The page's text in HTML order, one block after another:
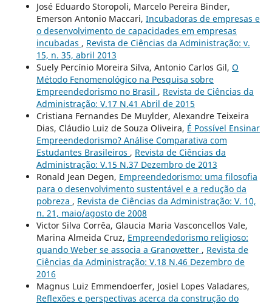
José Eduardo Storopoli, Marcelo Pereira Binder,
Emerson Antonio Maccari, Incubadoras de empresas e
o desenvolvimento de capacidades em empresas
incubadas , Revista de Ciências da Administração: v.
15, n. 35, abril 2013
Suely Percínio Moreira Silva, Antonio Carlos Gil, O
Método Fenomenológico na Pesquisa sobre
Empreendedorismo no Brasil , Revista de Ciências da
Administração: V.17 N.41 Abril de 2015
Cristiana Fernandes De Muylder, Alexandre Teixeira
Dias, Cláudio Luiz de Souza Oliveira, É Possível Ensinar
Empreendedorismo? Análise Comparativa com
Estudantes Brasileiros , Revista de Ciências da
Administração: V.15 N.37 Dezembro de 2013
Ronald Jean Degen, Empreendedorismo: uma filosofia
para o desenvolvimento sustentável e a redução da
pobreza , Revista de Ciências da Administração: V. 10,
n. 21, maio/agosto de 2008
Victor Silva Corrêa, Glaucia Maria Vasconcellos Vale,
Marina Almeida Cruz, Empreendedorismo religioso:
quando Weber se associa a Granovetter , Revista de
Ciências da Administração: V.18 N.46 Dezembro de
2016
Magnus Luiz Emmendoerfer, Josiel Lopes Valadares,
Reflexões e perspectivas acerca da construção do